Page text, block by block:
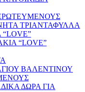
ΤΡΙΑΝΤΑΦΥΛΛΑ
“LOVE”
ΒΑΛΕΝΤΙΝΟΥ
ΔΩΡΑ ΓΙΑ